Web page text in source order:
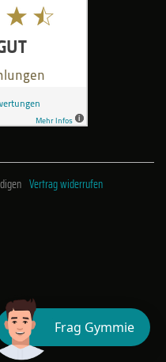
Vertrag widerrufen
Frag Gymmie